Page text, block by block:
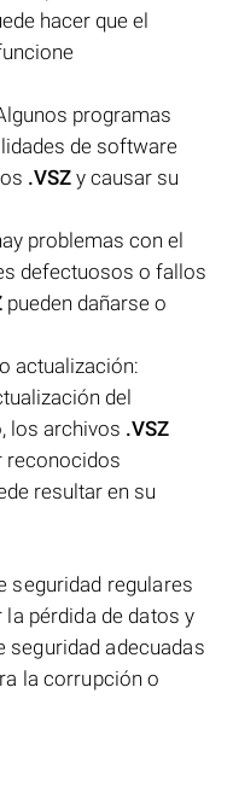
hacer que el
programas
de software
.VSZ y causar su
problemas con el
defectuosos o fallos
pueden dañarse o
actualización:
del
los archivos .VSZ
reconocidos
resultar en su
seguridad regulares
pérdida de datos y
seguridad adecuadas
la corrupción o